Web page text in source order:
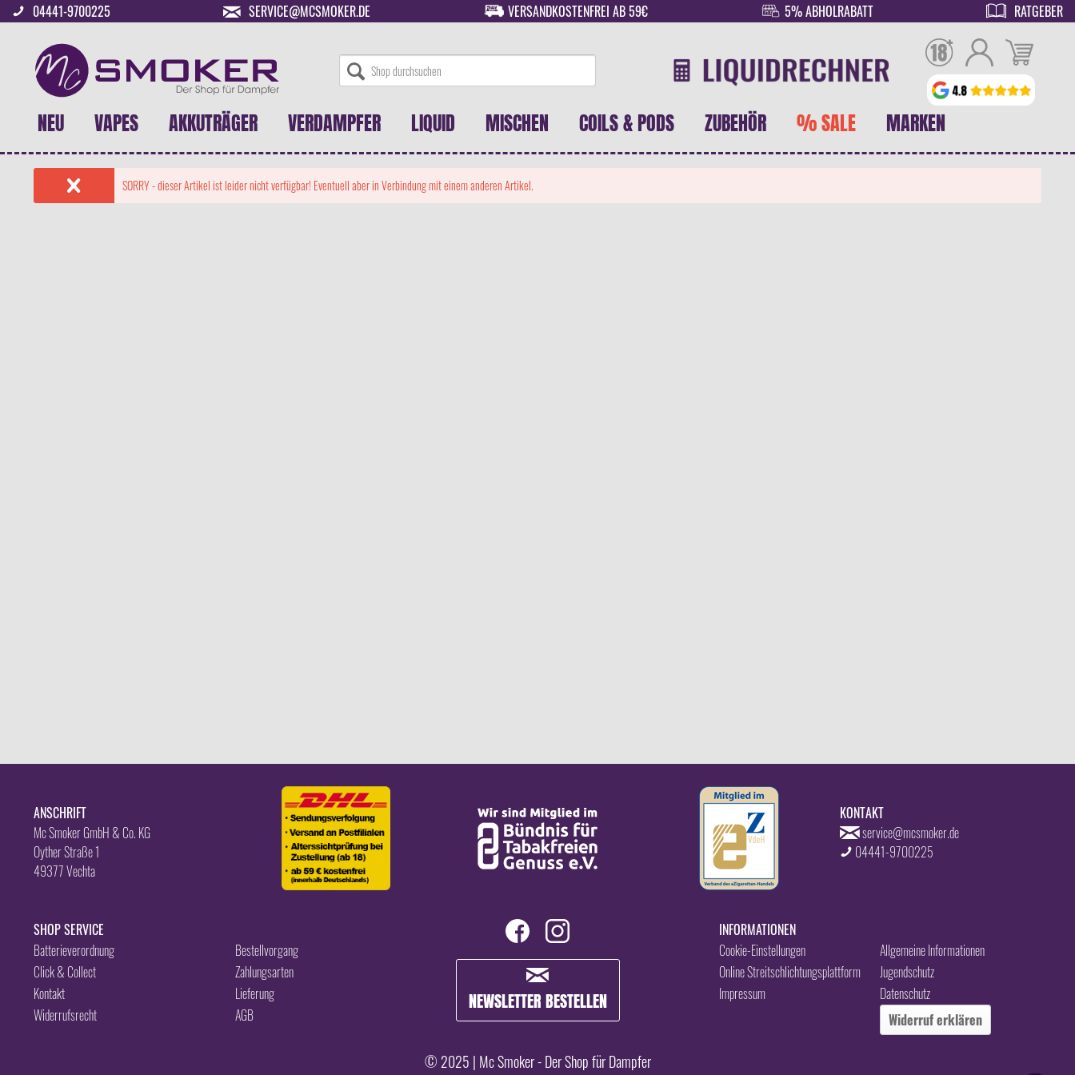
04441-9700225 SERVICE@MCSMOKER.DE VERSANDKOSTENFREI AB 59€ 5% ABHOLRABATT RATGEBER
NEU VAPES AKKUTRÄGER VERDAMPFER LIQUID MISCHEN COILS & PODS ZUBEHÖR % SALE MARKEN
SORRY - dieser Artikel ist leider nicht verfügbar! Eventuell aber in Verbindung mit einem anderen Artikel.
ANSCHRIFT
Mc Smoker GmbH & Co. KG
Oyther Straße 1
49377 Vechta
KONTAKT
service@mcsmoker.de
04441-9700225
SHOP SERVICE
Batterieverordnung
Bestellvorgang
Click & Collect
Zahlungsarten
Kontakt
Lieferung
Widerrufsrecht
AGB
NEWSLETTER BESTELLEN
INFORMATIONEN
Allgemeine Informationen
Cookie-Einstellungen
Jugendschutz
Online Streitschlichtungsplattform
Datenschutz
Impressum
Widerruf erklären
© 2025 | Mc Smoker - Der Shop für Dampfer